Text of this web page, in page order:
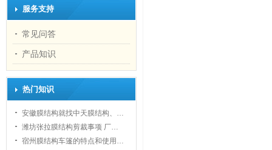
服务支持
常见问答
产品知识
热门知识
安徽膜结构就找中天膜结构、…
潍坊张拉膜结构剪裁事项 厂…
宿州膜结构车篷的特点和使用…